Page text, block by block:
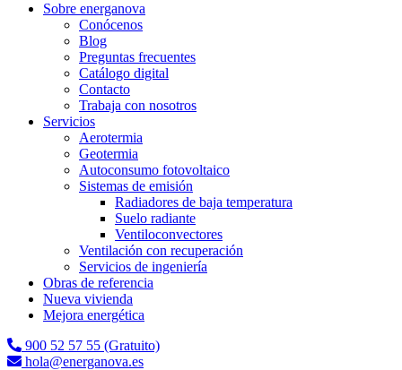
Sobre energanova
Conócenos
Blog
Preguntas frecuentes
Catálogo digital
Contacto
Trabaja con nosotros
Servicios
Aerotermia
Geotermia
Autoconsumo fotovoltaico
Sistemas de emisión
Radiadores de baja temperatura
Suelo radiante
Ventiloconvectores
Ventilación con recuperación
Servicios de ingeniería
Obras de referencia
Nueva vivienda
Mejora energética
900 52 57 55 (Gratuito)
hola@energanova.es